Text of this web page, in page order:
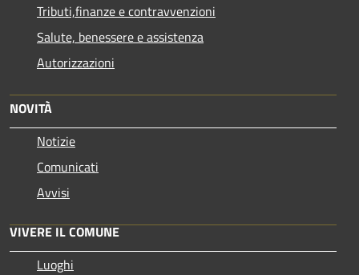
Tributi,finanze e contravvenzioni
Salute, benessere e assistenza
Autorizzazioni
NOVITÀ
Notizie
Comunicati
Avvisi
VIVERE IL COMUNE
Luoghi